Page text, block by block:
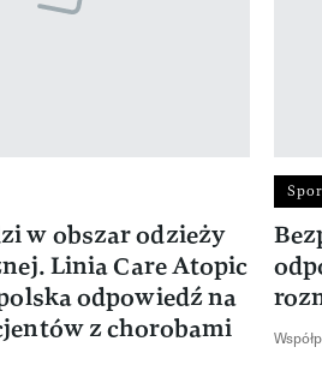
w obszar odzieży
Linia Care Atopic
odpowiedź na
z chorobami